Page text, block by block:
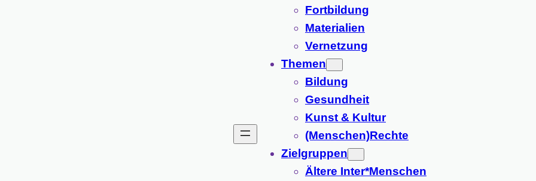
Fortbildung
Materialien
Vernetzung
Themen
Bildung
Gesundheit
Kunst & Kultur
(Menschen)Rechte
Zielgruppen
Ältere Inter*Menschen